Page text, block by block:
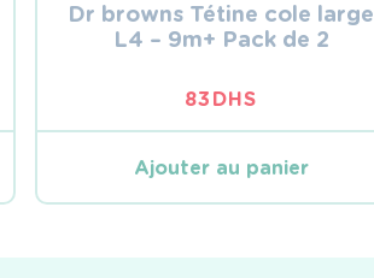
Dr browns Tétine cole large
L4 – 9m+ Pack de 2
83 DHS
Ajouter au panier